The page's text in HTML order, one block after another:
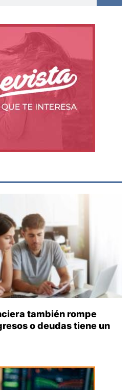
también rompe
o deudas tiene un